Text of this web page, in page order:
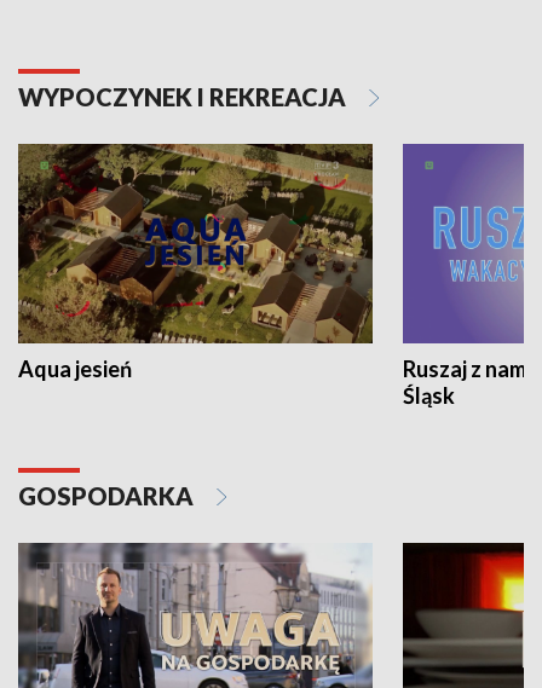
WYPOCZYNEK I REKREACJA
Aqua jesień
Ruszaj z
Śląsk
GOSPODARKA